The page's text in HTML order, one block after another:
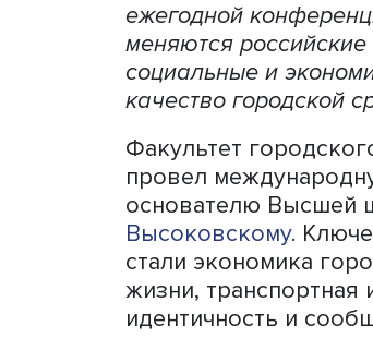
Более 350
ежегодной
меняются
социальные и
качество